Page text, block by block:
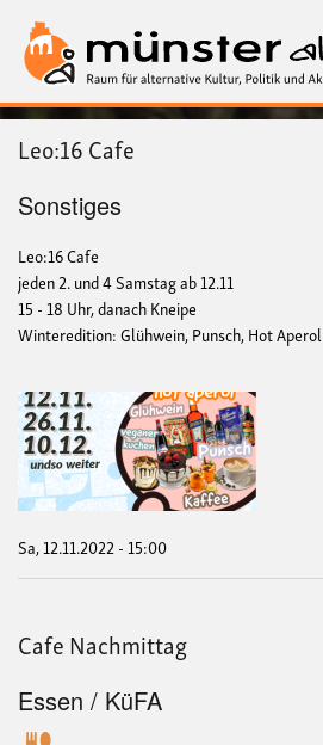
zum
Inhalt
Leo:16 Cafe
Sonstiges
Leo:16 Cafe
jeden 2. und 4 Samstag ab 12.11
15 - 18 Uhr, danach Kneipe
Winteredition: Glühwein, Punsch, Hot Aperol
Sa, 12.11.2022 - 15:00
Cafe Nachmittag
Essen / KüFA